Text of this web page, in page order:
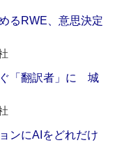
るRWE、意思決定
ぐ「翻訳者」に 城
ンにAIをどれだけ